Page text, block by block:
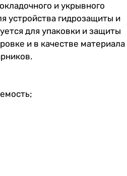
и укрывного
устройства гидрозащиты и
для упаковки и защиты
и в качестве материала